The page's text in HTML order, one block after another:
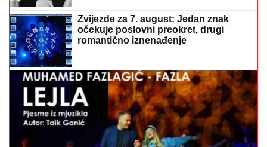
Zvijezde za 7. august: Jedan znak
očekuje poslovni preokret, drugi
romantično iznenađenje